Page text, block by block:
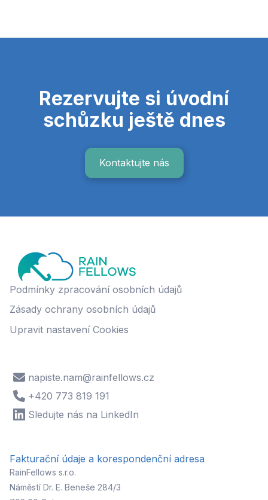
Rezervujte si úvodní
schůzku ještě dnes
Kontaktujte nás
Podmínky zpracování osobních údajů
Zásady ochrany osobních údajů
Upravit nastavení Cookies
napiste.nam@rainfellows.cz
+420 773 819 191
Sledujte nás na LinkedIn
Fakturační údaje a korespondenční adresa
RainFellows s.r.o.
Náměstí Dr. E. Beneše 284/3